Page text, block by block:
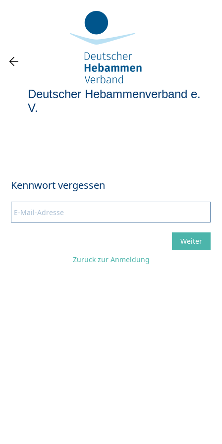
Deutscher Hebammenverband e.
V.
Zurück zur Anmeldung